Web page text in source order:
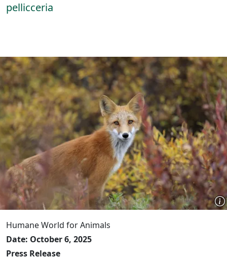
pellicceria
Humane World for Animals
Date: October 6, 2025
Press Release